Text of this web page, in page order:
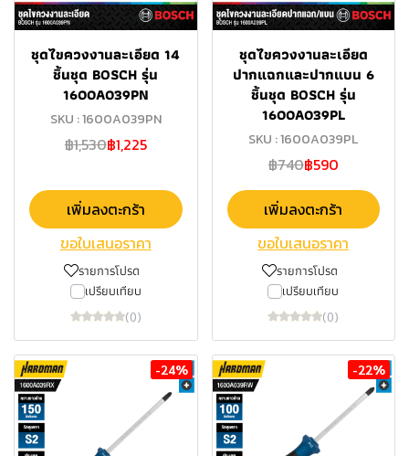
ชุดไขควงงานละเอียด 14
ชิ้นชุด BOSCH รุ่น
1600A039PN
SKU : 1600A039PN
฿1,530฿1,225
เพิ่มลงตะกร้า
ขอใบเสนอราคา
รายการโปรด
เปรียบเทียบ
(0)
ชุดไขควงงานละเอียด
ปากแฉกและปากแบน 6
ชิ้นชุด BOSCH รุ่น
1600A039PL
SKU : 1600A039PL
฿740฿590
เพิ่มลงตะกร้า
ขอใบเสนอราคา
รายการโปรด
เปรียบเทียบ
(0)
-24% -22%